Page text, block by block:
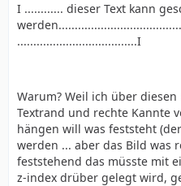
I ............ dieser Text kann
.....................................I
Warum? Weil ich über
Textrand und rechte Kannte
hängen will was feststeht
werden ... aber das Bild was
feststehend das müsste mit
z-index drüber gelegt wird,